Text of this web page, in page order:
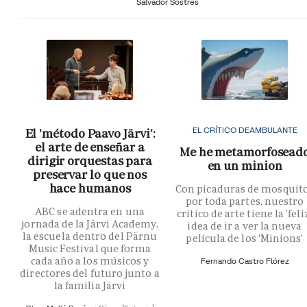
El 'método Paavo Järvi':
el arte de enseñar a
dirigir orquestas para
preservar lo que nos
hace humanos
ABC se adentra en una
jornada de la Järvi Academy,
la escuela dentro del Pärnu
Music Festival que forma
cada año a los músicos y
directores del futuro junto a
la familia Järvi
EL CRÍTICO DEAMBULANTE
Me he
en un minion
Con picaduras de
por toda partes, nuestro
crítico de arte tiene la
idea de ir a ver la nueva
película de los 'Minions'
Fernando Castro Flórez